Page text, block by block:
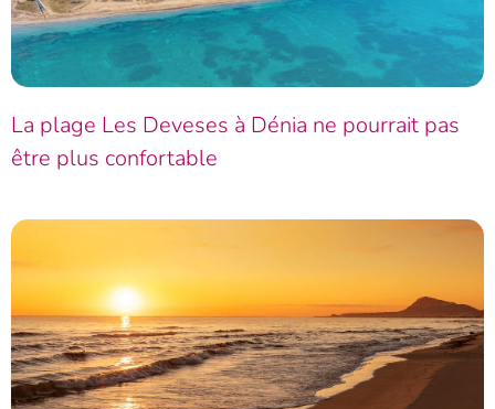
La plage Les Deveses à Dénia ne pourrait pas
être plus confortable